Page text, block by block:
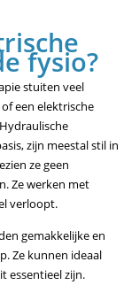
fysio?
stuiten veel
een elektrische
zijn meestal stil in
ze geen
Ze werken met
verloopt.
gemakkelijke en
Ze kunnen ideaal
essentieel zijn.